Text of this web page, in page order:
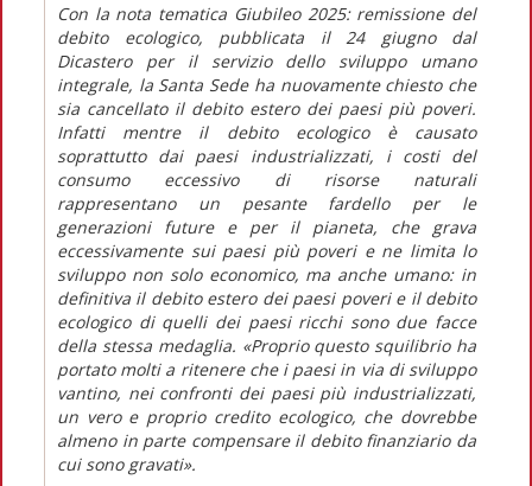
Con la nota tematica Giubileo 2025: remissione del
debito ecologico,
pubblicata il 24 giugno dal
Dicastero per il servizio dello sviluppo umano
integrale, la Santa Sede ha nuovamente chiesto che
sia cancellato il debito estero dei paesi più poveri.
Infatti mentre il debito ecologico è causato
soprattutto dai paesi industrializzati, i costi del
consumo eccessivo di risorse naturali
rappresentano un pesante fardello per le
generazioni future e per il pianeta, che grava
eccessivamente sui paesi più poveri e ne limita lo
sviluppo non solo economico, ma anche umano: in
definitiva il debito estero dei paesi poveri e il debito
ecologico di quelli dei paesi ricchi sono due facce
della stessa medaglia. «Proprio questo squilibrio ha
portato molti a ritenere che i paesi in via di sviluppo
vantino, nei confronti dei paesi più industrializzati,
un vero e proprio credito ecologico, che dovrebbe
almeno in parte compensare il debito finanziario da
cui sono gravati».